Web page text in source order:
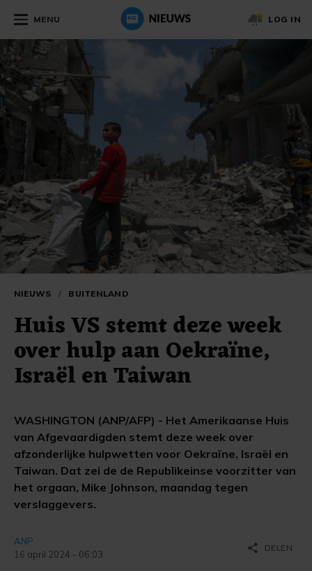
MENU LOG IN
NIEUWS / BUITENLAND
Huis VS stemt deze week
over hulp aan Oekraïne,
Israël en Taiwan
WASHINGTON (ANP/AFP) - Het Amerikaanse Huis
van Afgevaardigden stemt deze week over
afzonderlijke hulpwetten voor Oekraïne, Israël en
Taiwan. Dat zei de de Republikeinse voorzitter van
het orgaan, Mike Johnson, maandag tegen
verslaggevers.
ANP
16 april 2024 - 06:03
share DELEN